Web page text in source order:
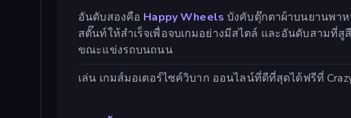
อันดับสองคือ Happy Wheels บังคับตุ๊กตาผ้าบนยานพาห
สตั๊นท์ให้สำเร็จเพื่อจบเกมอย่างมีสไตล์ และอันดับสามที่สู
ขณะแข่งรถบนถนน
เล่น เกมส์มอเตอร์ไซค์วิบาก ออนไลน์ที่ดีที่สุดได้ฟรีที่